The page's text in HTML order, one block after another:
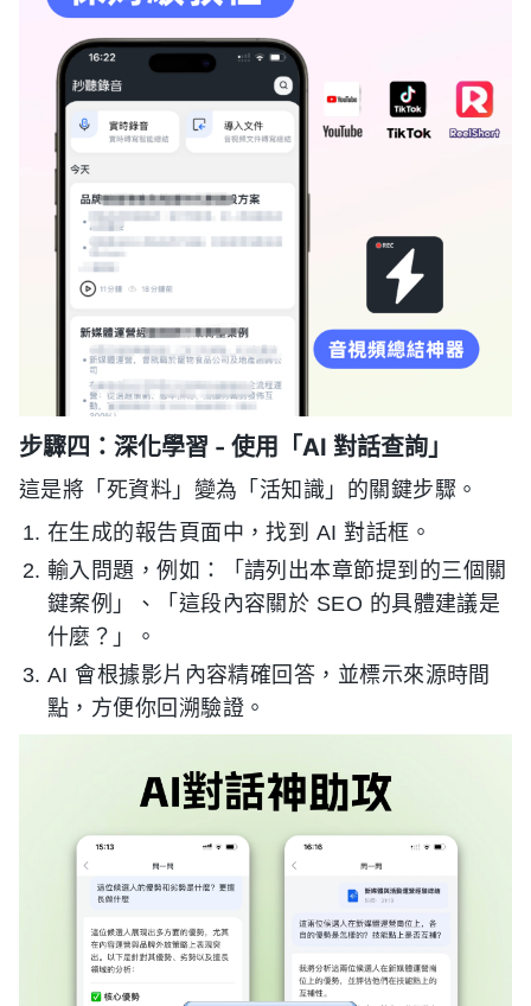
步驟四：深化學習 - 使用「AI 對話查詢」
這是將「死資料」變為「活知識」的關鍵步驟。
在生成的報告頁面中，找到 AI 對話框。
輸入問題，例如：「請列出本章節提到的三個關
鍵案例」、「這段內容關於 SEO 的具體建議是
什麼？」。
AI 會根據影片內容精確回答，並標示來源時間
點，方便你回溯驗證。